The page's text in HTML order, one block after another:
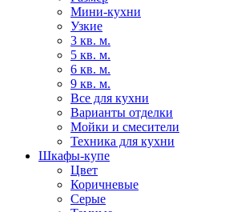
Мини-кухни
Узкие
3 кв. м.
5 кв. м.
6 кв. м.
9 кв. м.
Все для кухни
Варианты отделки
Мойки и смесители
Техника для кухни
Шкафы-купе
Цвет
Коричневые
Серые